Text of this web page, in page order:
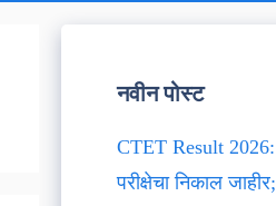
नवीन पोस्ट
CTET Result 2026:
परीक्षेचा निकाल